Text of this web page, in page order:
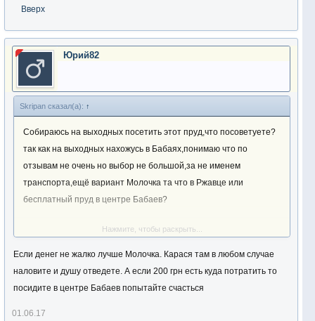
Вверх
Юрий82
Skripan сказал(а): ↑
Собираюсь на выходных посетить этот пруд,что посоветуете?
так как на выходных нахожусь в Бабаях,понимаю что по
отзывам не очень но выбор не большой,за не именем
транспорта,ещё вариант Молочка та что в Ржавце или
бесплатный пруд в центре Бабаев?
Отправлено с моего Redmi 3 через Tapatalk
Нажмите, чтобы раскрыть...
Если денег не жалко лучше Молочка. Карася там в любом случае
наловите и душу отведете. А если 200 грн есть куда потратить то
посидите в центре Бабаев попытайте счасться
01.06.17